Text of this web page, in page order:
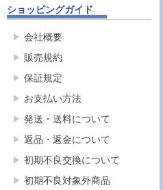
ショッピングガイド
会社概要
販売規約
保証規定
お支払い方法
発送・送料について
返品・返金について
初期不良交換について
初期不良対象外商品